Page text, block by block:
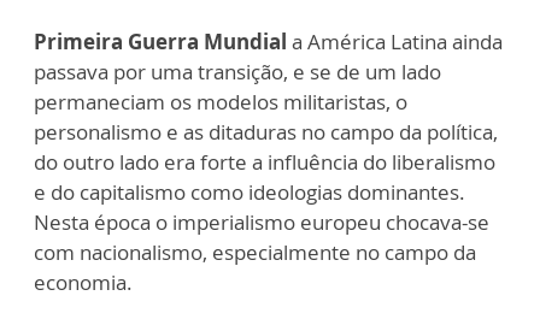
Primeira Guerra Mundial a América Latina ainda
passava por uma transição, e se de um lado
permaneciam os modelos militaristas, o
personalismo e as ditaduras no campo da política,
do outro lado era forte a influência do liberalismo
e do capitalismo como ideologias dominantes.
Nesta época o imperialismo europeu chocava-se
com nacionalismo, especialmente no campo da
economia.